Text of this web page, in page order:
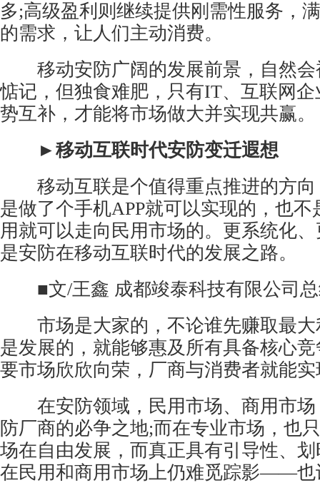
多;高级盈利则继续提供刚需性服务，
的需求，让人们主动消费。
移动安防广阔的发展前景，自然会
惦记，但独食难肥，只有IT、互联网
势互补，才能将市场做大并实现共赢。
►移动互联时代安防变迁遐想
移动互联是个值得重点推进的方向
是做了个手机APP就可以实现的，也
用就可以走向民用市场的。更系统化
是安防在移动互联时代的发展之路。
■文/王鑫 成都竣泰科技有限公司总
市场是大家的，不论谁先赚取最大
是发展的，就能够惠及所有具备核心
要市场欣欣向荣，厂商与消费者就能
在安防领域，民用市场、商用市场
防厂商的必争之地;而在专业市场，也
场在自由发展，而真正具有引导性、
在民用和商用市场上仍难觅踪影——也